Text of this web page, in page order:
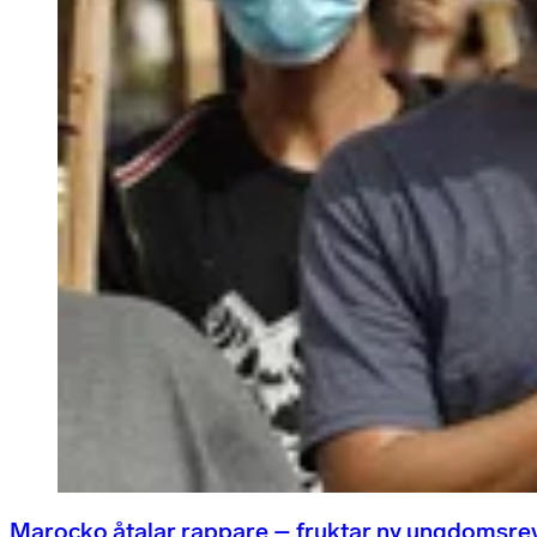
Marocko åtalar rappare – fruktar ny